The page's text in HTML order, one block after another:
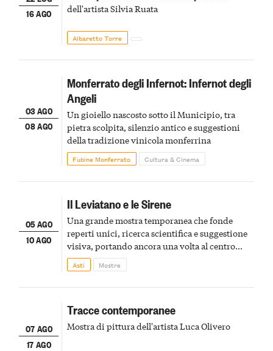
16 AGO
dell'artista Silvia Ruata
Albaretto Torre
03 AGO
08 AGO
Monferrato degli Infernot: Infernot degli
Angeli
Un gioiello nascosto sotto il Municipio, tra
pietra scolpita, silenzio antico e suggestioni
della tradizione vinicola monferrina
Fubine Monferrato Cultura & Cinema
05 AGO
10 AGO
Il Leviatano e le Sirene
Una grande mostra temporanea che fonde
reperti unici, ricerca scientifica e suggestione
visiva, portando ancora una volta al centro
della scena le meraviglie del passato astigiano
Asti Mostre
07 AGO
17 AGO
Tracce contemporanee
Mostra di pittura dell'artista Luca Olivero